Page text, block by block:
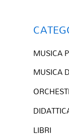
QR
QR
MUSICA
MUSICA
LIBRI